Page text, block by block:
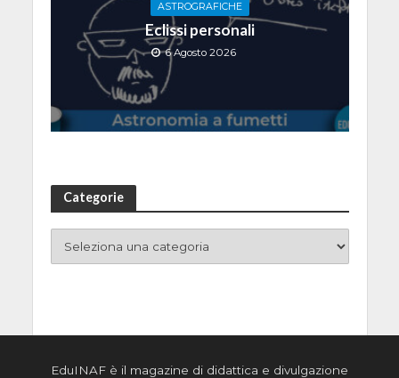
ASTROGRAFICHE
Eclissi personali
6 Agosto 2026
Categorie
EduINAF è il magazine di didattica e divulgazione